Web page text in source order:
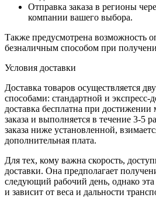
Отправка заказа в регионы
компании вашего выбора.
Также предусмотрена возможность
безналичным способом при
Условия доставки
Доставка товаров осуществляется
способами: стандартной и экспресс-
доставка бесплатна при
заказа и выполняется в течение 3-5
заказа ниже установленной,
дополнительная плата.
Для тех, кому важна скорость,
доставки. Она предполагает
следующий рабочий день, однако эта
и зависит от веса и дальности